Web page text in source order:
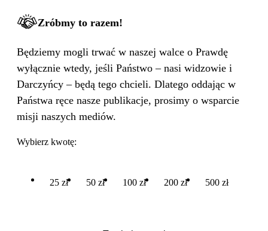
Zróbmy to razem!
Będziemy mogli trwać w naszej walce o Prawdę
wyłącznie wtedy, jeśli Państwo – nasi widzowie i
Darczyńcy – będą tego chcieli. Dlatego oddając w
Państwa ręce nasze publikacje, prosimy o wsparcie
misji naszych mediów.
Wybierz kwotę:
25 zł 50 zł 100 zł 200 zł 500 zł